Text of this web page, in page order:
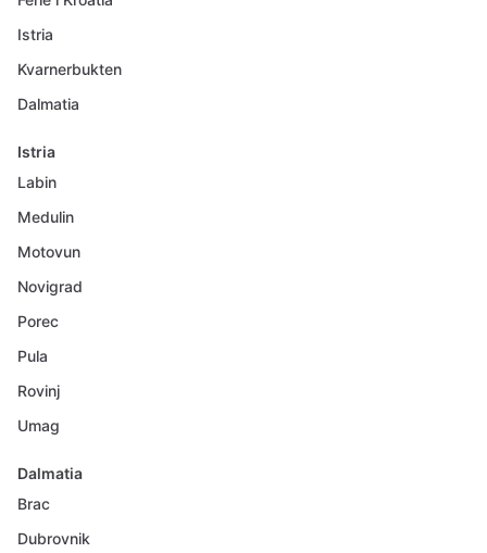
Istria
Kvarnerbukten
Dalmatia
Istria
Labin
Medulin
Motovun
Novigrad
Porec
Pula
Rovinj
Umag
Dalmatia
Brac
Dubrovnik